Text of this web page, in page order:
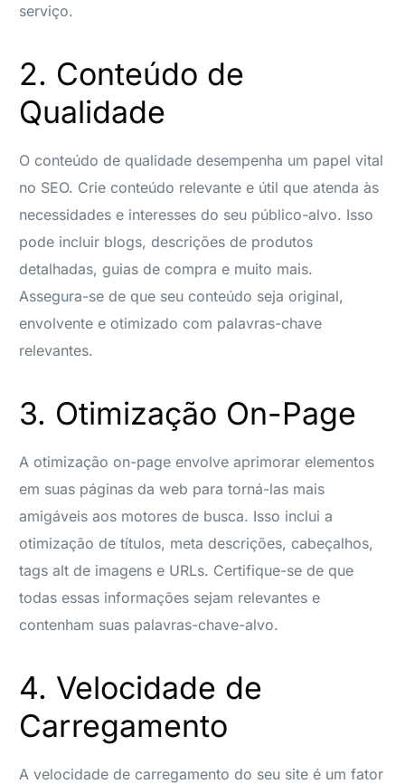
serviço.
2. Conteúdo de
Qualidade
O conteúdo de qualidade desempenha um papel vital
no SEO. Crie conteúdo relevante e útil que atenda às
necessidades e interesses do seu público-alvo. Isso
pode incluir blogs, descrições de produtos
detalhadas, guias de compra e muito mais.
Assegura-se de que seu conteúdo seja original,
envolvente e otimizado com palavras-chave
relevantes.
3. Otimização On-Page
A otimização on-page envolve aprimorar elementos
em suas páginas da web para torná-las mais
amigáveis aos motores de busca. Isso inclui a
otimização de títulos, meta descrições, cabeçalhos,
tags alt de imagens e URLs. Certifique-se de que
todas essas informações sejam relevantes e
contenham suas palavras-chave-alvo.
4. Velocidade de
Carregamento
A velocidade de carregamento do seu site é um fator